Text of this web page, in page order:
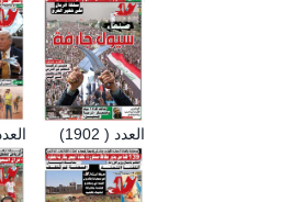
العدد ( العدد ( 1902)